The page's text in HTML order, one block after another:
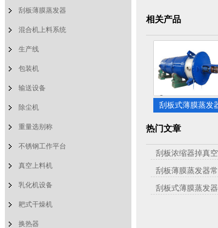
刮板薄膜蒸发器
混合机上料系统
生产线
包装机
输送设备
除尘机
重量选别称
不锈钢工作平台
真空上料机
乳化机设备
耙式干燥机
换热器
相关产品
刮板式薄膜蒸发
热门文章
刮板浓缩器掉真
刮板薄膜蒸发器
刮板式薄膜蒸发